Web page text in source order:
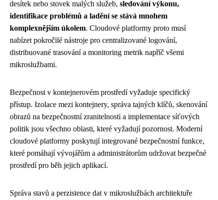
desítek nebo stovek malých služeb, sledování výkonu,
identifikace problémů a ladění se stává mnohem
komplexnějším úkolem. Cloudové platformy proto musí
nabízet pokročilé nástroje pro centralizované logování,
distribuované trasování a monitoring metrik napříč všemi
mikroslužbami.
Bezpečnost v kontejnerovém prostředí vyžaduje specifický
přístup. Izolace mezi kontejnery, správa tajných klíčů, skenování
obrazů na bezpečnostní zranitelnosti a implementace síťových
politik jsou všechno oblasti, které vyžadují pozornost. Moderní
cloudové platformy poskytují integrované bezpečnostní funkce,
které pomáhají vývojářům a administrátorům udržovat bezpečné
prostředí pro běh jejich aplikací.
Správa stavů a perzistence dat v mikroslužbách architektuře